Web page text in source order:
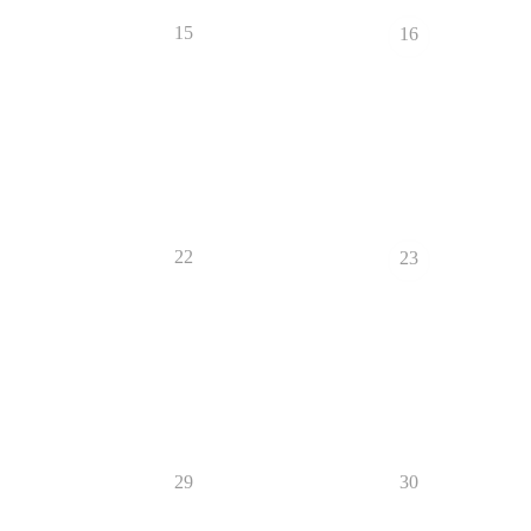
15 16
22 23
29 30